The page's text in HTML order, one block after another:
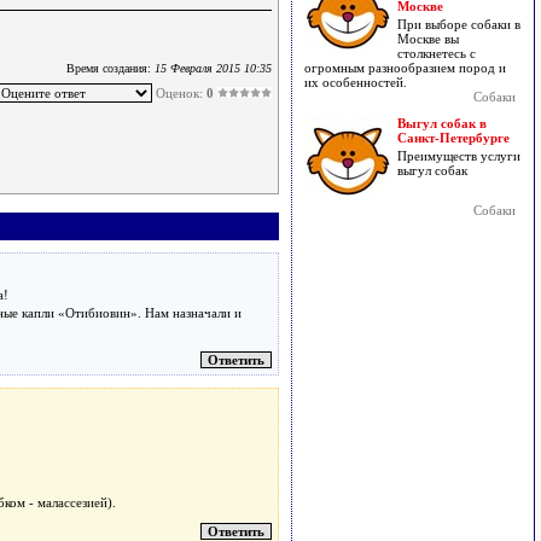
Время создания: 15 Февраля 2015 10:35
Оценок: 0
капли «Отибиовин». Нам назначали и
- малассезией).
Москве
При выборе собаки в
Москве вы
столкнетесь с
огромным разнообразием пород и
их особенностей.
Собаки
Выгул собак в
Санкт-Петербурге
Преимуществ услуги
выгул собак
Собаки